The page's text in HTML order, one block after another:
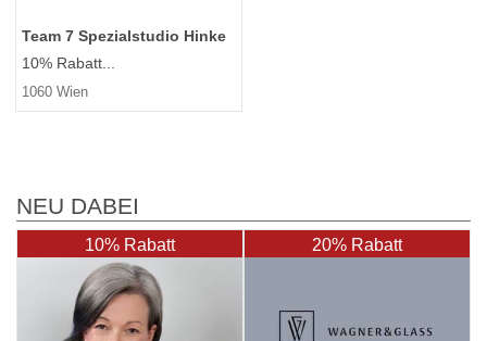
Team 7 Spezialstudio Hinke
10% Rabatt...
1060 Wien
NEU DABEI
10% Rabatt 20% Rabatt